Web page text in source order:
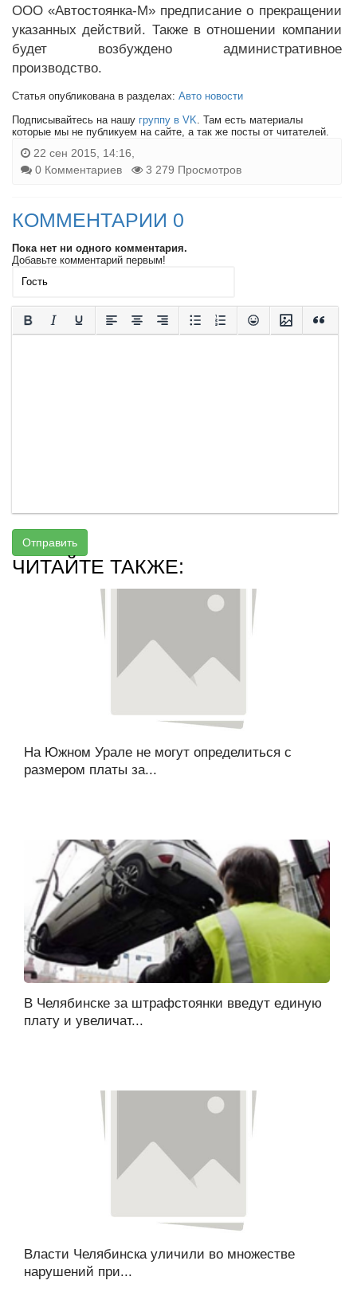
ООО «Автостоянка-М» предписание о прекращении
указанных действий. Также в отношении компании
будет возбуждено административное
производство.
Статья опубликована в разделах: Авто новости
Подписывайтесь на нашу группу в VK . Там есть материалы
которые мы не публикуем на сайте, а так же посты от читателей.
22 сен 2015, 14:16,
0 Комментариев
3 279 Просмотров
КОММЕНТАРИИ 0
Пока нет ни одного комментария.
Добавьте комментарий первым!
Отправить
ЧИТАЙТЕ ТАКЖЕ:
На Южном Урале не могут определиться с
размером платы за...
В Челябинске за штрафстоянки введут единую
плату и увеличат...
Власти Челябинска уличили во множестве
нарушений при...